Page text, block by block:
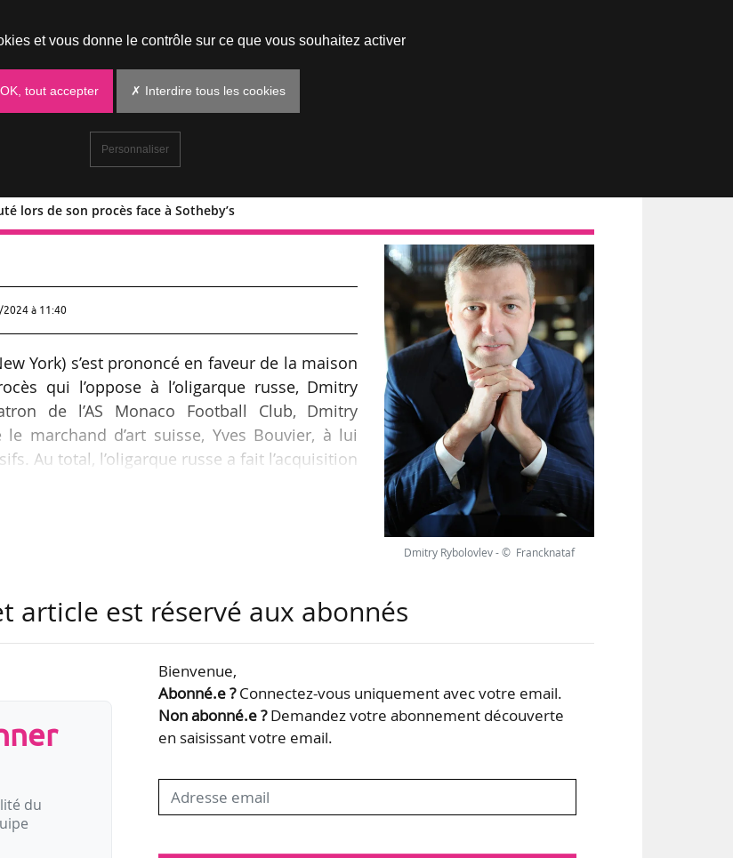
lors de son procès face à Sotheby’s
débouté lors de son procès
à 11:40
York) s’est prononcé en faveur de la maison
qui l’oppose à l’oligarque russe, Dmitry
de l’AS Monaco Football Club, Dmitry
le marchand d’art suisse, Yves Bouvier, à lui
Au total, l’oligarque russe a fait l’acquisition
Dmitry Rybolovlev - © Francknataf
article est réservé aux abonnés
du
Bienvenue,
Abonné.e ?Connectez-vous uniquement avec votre email.
Non abonné.e ?Demandez votre abonnement découverte
en saisissant votre email.
et vous donne le contrôle sur ce que vous souhaitez activer
tout accepter ✗ Interdire tous les cookies
Personnaliser